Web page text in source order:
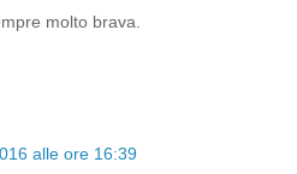
molto brava.
alle ore 16:39